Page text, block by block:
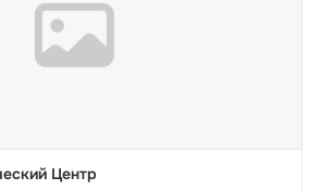
Центр